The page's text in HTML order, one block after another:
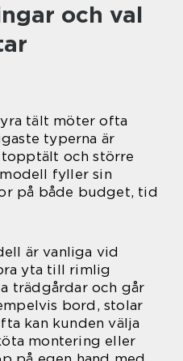
och val
tält möter ofta
typerna är
och större
fyller sin
på både budget, tid
är vanliga vid
yta till rimlig
trädgårdar och går
bord, stolar
kan kunden välja
montering eller